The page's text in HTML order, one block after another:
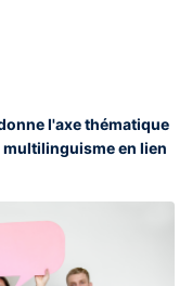
l'axe thématique
multilinguisme en lien